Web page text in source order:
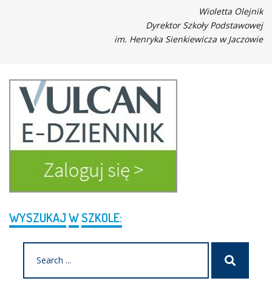
Wioletta Olejnik
Dyrektor Szkoły Podstawowej
im. Henryka Sienkiewicza w Jaczowie
WYSZUKAJWSZKOLE: